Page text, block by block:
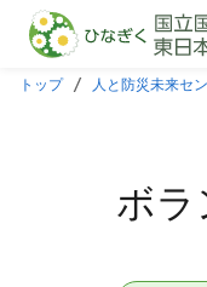
本文に飛ぶ
トップ 人と防災未来セ
ボ